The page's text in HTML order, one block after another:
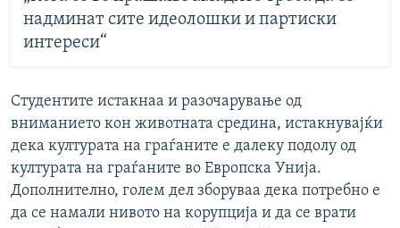
надминат сите идеолошки и партиски
интереси“
Студентите истакнаа и разочарување од
вниманието кон животната средина, истакнувајќи
дека културата на граѓаните е далеку подолу од
културата на граѓаните во Европска Унија.
Дополнително, голем дел зборуваа дека потребно е
да се намали нивото на корупција и да се врати